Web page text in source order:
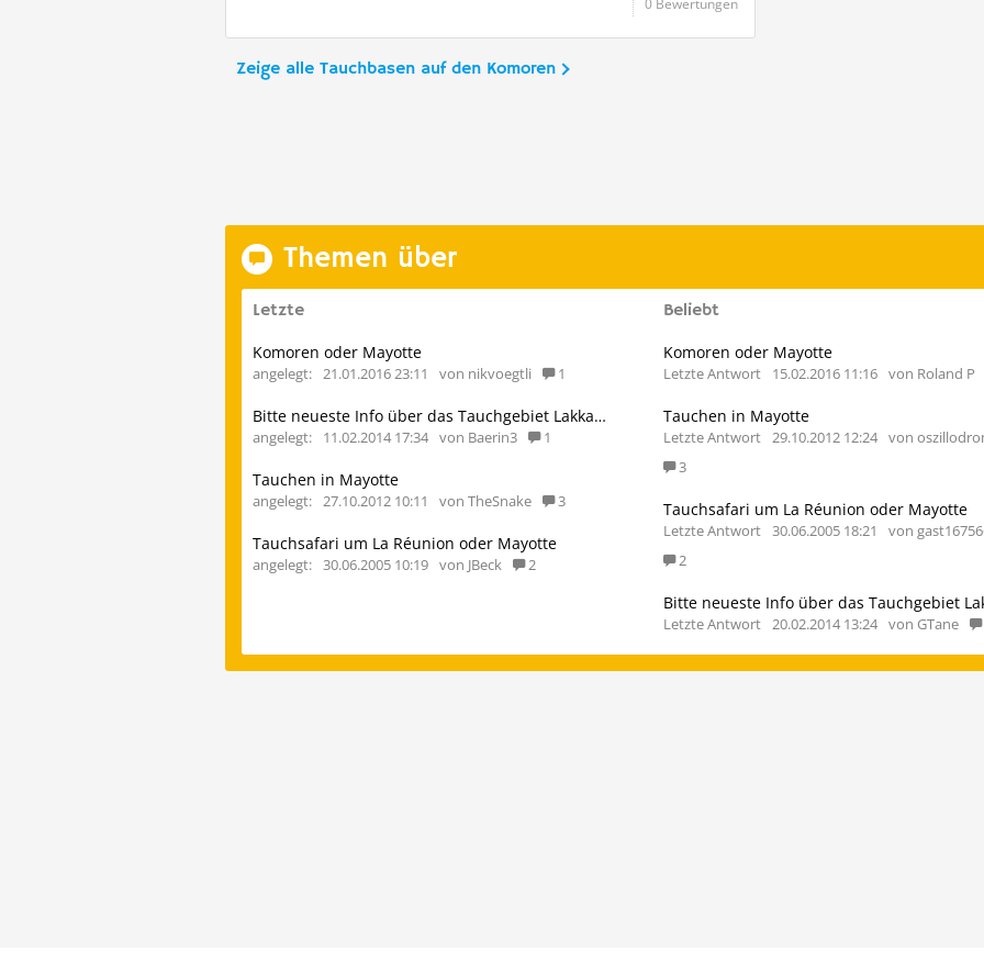
0 Bewertungen
Zeige alle Tauchbasen auf den Komoren
Themen über
Letzte
Komoren oder Mayotte
angelegt: 21.01.2016 23:11 von nikvoegtli 1
Bitte neueste Info über das Tauchgebiet Lakkadiven
angelegt: 11.02.2014 17:34 von Baerin3 1
Tauchen in Mayotte
angelegt: 27.10.2012 10:11 von TheSnake 3
Tauchsafari um La Réunion oder Mayotte
angelegt: 30.06.2005 10:19 von JBeck 2
Beliebt
Komoren oder Mayotte
Letzte Antwort 15.02.2016 11:16 von Roland P
Tauchen in Mayotte
Letzte Antwort 29.10.2012 12:24 von
3
Tauchsafari um La Réunion oder Mayotte
Letzte Antwort 30.06.2005 18:21
von
2
Letzte Antwort 20.02.2014 13:24 von GTane